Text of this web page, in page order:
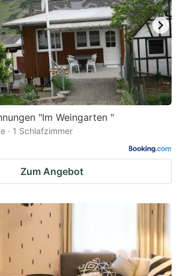
"Im Weingarten "
· 1 Schlafzimmer
Zum Angebot